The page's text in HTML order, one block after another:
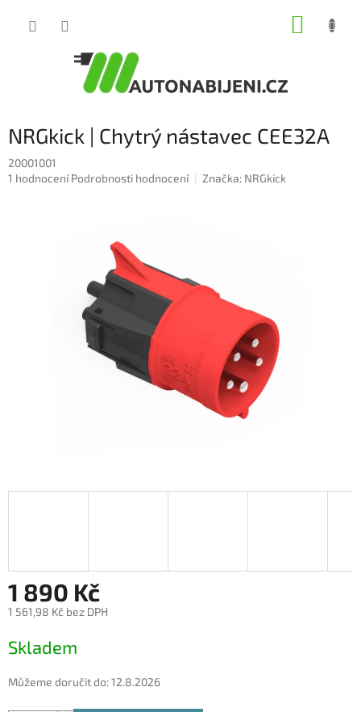
NRGkick | Chytrý nástavec CEE32A
20001001
Průměrné
1 hodnocení Podrobnosti hodnocení Značka: NRGkick
1 890 Kč
1 561,98 Kč bez DPH
cena:
Skladem
Můžeme doručit do:12.8.2026